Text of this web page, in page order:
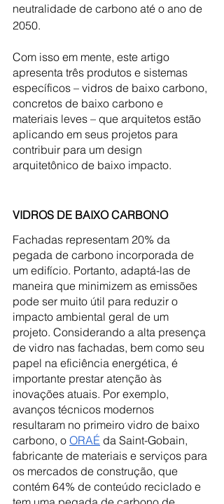
neutralidade de carbono até o ano de
2050.
Com isso em mente, este artigo
apresenta três produtos e sistemas
específicos – vidros de baixo carbono,
concretos de baixo carbono e
materiais leves – que arquitetos estão
aplicando em seus projetos para
contribuir para um design
arquitetônico de baixo impacto.
VIDROS DE BAIXO CARBONO
Fachadas representam 20% da
pegada de carbono incorporada de
um edifício. Portanto, adaptá-las de
maneira que minimizem as emissões
pode ser muito útil para reduzir o
impacto ambiental geral de um
projeto. Considerando a alta presença
de vidro nas fachadas, bem como seu
papel na eficiência energética, é
importante prestar atenção às
inovações atuais. Por exemplo,
avanços técnicos modernos
resultaram no primeiro vidro de baixo
carbono, o ORAÉ da Saint-Gobain,
fabricante de materiais e serviços para
os mercados de construção, que
contém 64% de conteúdo reciclado e